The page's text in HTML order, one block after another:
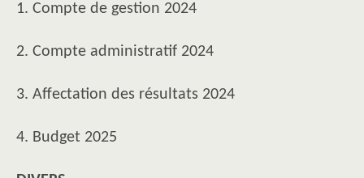
1. Compte de gestion 2024
2. Compte administratif 2024
3. Affectation des résultats 2024
4. Budget 2025